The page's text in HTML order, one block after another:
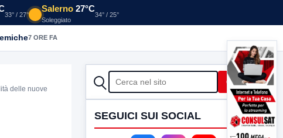
33° / 27°
Salerno 27°C
Soleggiato
34° / 25°
7 ORE FA
delle nuove
CERCA Cerca
SEGUICI SUI SOCIAL